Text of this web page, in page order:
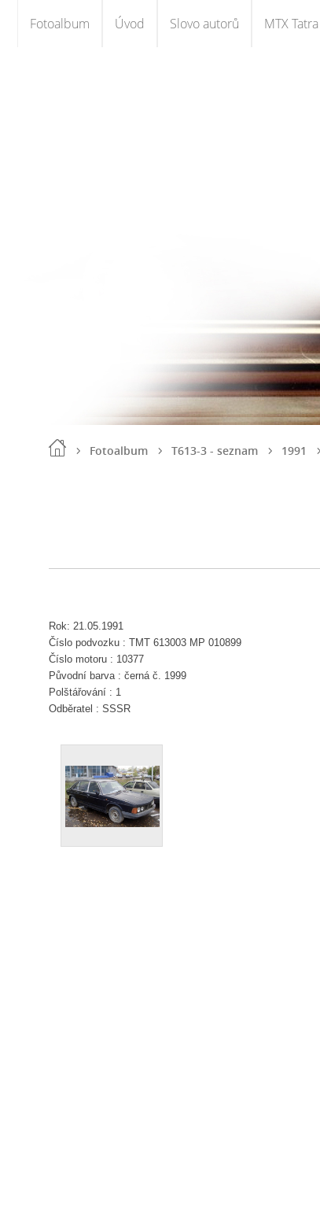
Fotoalbum Úvod Slovo autorů MTX
Fotoalbum T613-3 - seznam 1991
Rok: 21.05.1991
Číslo podvozku : TMT 613003 MP 010899
Číslo motoru : 10377
Původní barva : černá č. 1999
Polštářování : 1
Odběratel : SSSR